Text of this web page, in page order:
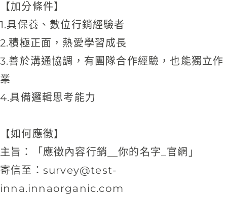
【加分條件】
1.具保養、數位行銷經驗者
2.積極正面，熱愛學習成長
3.善於溝通協調，有團隊合作經驗，也能獨立作
業
4.具備邏輯思考能力
【如何應徵】
主旨：「應徵內容行銷＿你的名字_官網」
寄信至： survey@test-
inna.innaorganic.com